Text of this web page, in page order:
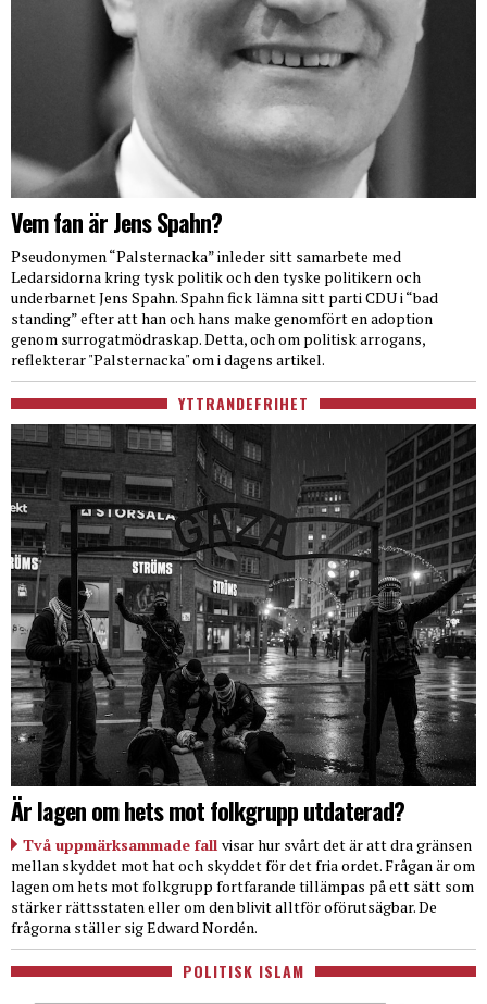
Vem fan är Jens Spahn?
Pseudonymen “Palsternacka” inleder sitt samarbete med
Ledarsidorna kring tysk politik och den tyske politikern och
underbarnet Jens Spahn. Spahn fick lämna sitt parti CDU i “bad
standing” efter att han och hans make genomfört en adoption
genom surrogatmödraskap. Detta, och om politisk arrogans,
reflekterar "Palsternacka" om i dagens artikel.
YTTRANDEFRIHET
Är lagen om hets mot folkgrupp utdaterad?
Två uppmärksammade fall visar hur svårt det är att dra gränsen
mellan skyddet mot hat och skyddet för det fria ordet. Frågan är om
lagen om hets mot folkgrupp fortfarande tillämpas på ett sätt som
stärker rättsstaten eller om den blivit alltför oförutsägbar. De
frågorna ställer sig Edward Nordén.
POLITISK ISLAM